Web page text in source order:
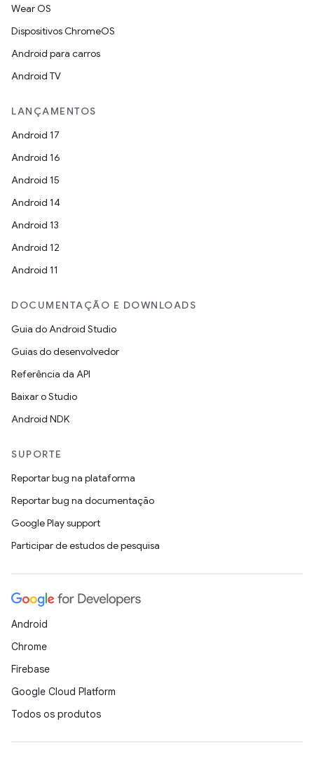
Wear OS
Dispositivos ChromeOS
Android para carros
Android TV
LANÇAMENTOS
Android 17
Android 16
Android 15
Android 14
Android 13
Android 12
Android 11
DOCUMENTAÇÃO E DOWNLOADS
Guia do Android Studio
Guias do desenvolvedor
Referência da API
Baixar o Studio
Android NDK
SUPORTE
Reportar bug na plataforma
Reportar bug na documentação
Google Play support
Participar de estudos de pesquisa
Android
Chrome
Firebase
Google Cloud Platform
Todos os produtos